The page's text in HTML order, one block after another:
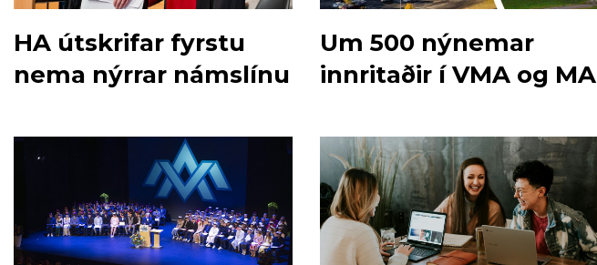
HA útskrifar fyrstu
nema nýrrar námslínu
Um 500 nýnemar
innritaðir í VMA og MA